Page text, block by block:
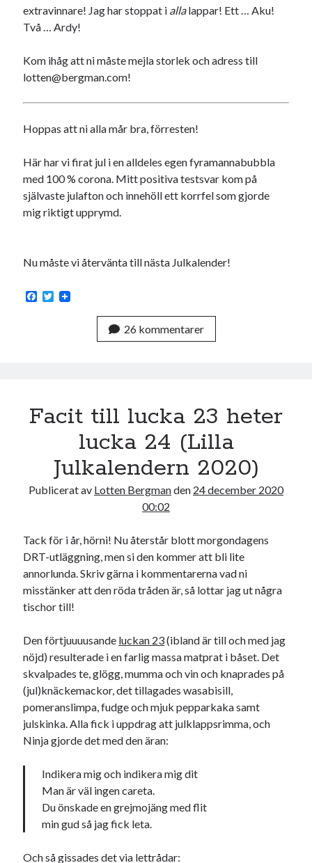
Swish: 070-8885542
extravinnare! Jag har stoppat i allalappar! Ett … Aku!
Två … Ardy!
Kom ihåg att ni måste mejla storlek och adress till
lotten@bergman.com!
Hoppas att ni alla mår bra, förresten!
Här har vi firat jul i en alldeles egen fyramannabubbla
med 100 % corona. Mitt positiva testsvar kom på
självaste julafton och innehöll ett korrfel som gjorde
mig riktigt upprymd.
Nu måste vi återvänta till nästa Julkalender!
F
T
26 kommentarer
Facit till lucka 23 heter
lucka 24 (Lilla
Julkalendern 2020)
Publicerat av Lotten Bergmanden 24 december 2020
00:02
Tack för i år, hörni! Nu återstår blott morgondagens
DRT-utläggning, men si den kommer att bli lite
annorlunda. Skriv gärna i kommentarerna vad ni
misstänker att den röda tråden är, så lottar jag ut några
tischor till!
Den förtjuuuusande luckan 23(ibland är till och med jag
nöjd) resulterade i en farlig massa matprat i båset. Det
skvalpades te, glögg, mumma och vin och knaprades på
(jul)knäckemackor, det tillagades wasabisill,
pomeranslimpa, fudge och mjuk pepparkaka samt
julskinka. Alla fick i uppdrag att julklappsrimma, och
Ninja gjorde det med den äran:
Indikera mig och indikera mig dit
Man är väl ingen careta.
Du önskade en grejmojäng med flit
min gud så jag fick leta.
Och så gissades det via lettrådar: